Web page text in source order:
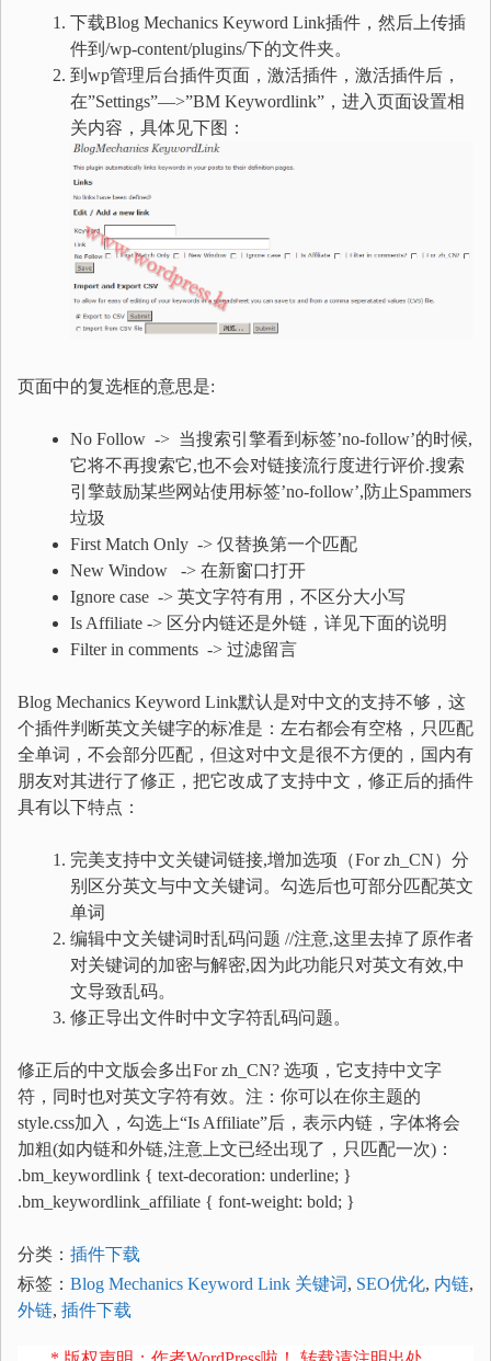
下载Blog Mechanics Keyword Link插件，然后上传插
件到/wp-content/plugins/下的文件夹。
到wp管理后台插件页面，激活插件，激活插件后，
在”Settings”—>”BM Keywordlink”，进入页面设置相
关内容，具体见下图：
页面中的复选框的意思是:
No Follow -> 当搜索引擎看到标签’no-follow’的时候,
它将不再搜索它,也不会对链接流行度进行评价.搜索
引擎鼓励某些网站使用标签’no-follow’,防止Spammers
垃圾
First Match Only -> 仅替换第一个匹配
New Window -> 在新窗口打开
Ignore case -> 英文字符有用，不区分大小写
Is Affiliate -> 区分内链还是外链，详见下面的说明
Filter in comments -> 过滤留言
Blog Mechanics Keyword Link默认是对中文的支持不够，这
个插件判断英文关键字的标准是：左右都会有空格，只匹配
全单词，不会部分匹配，但这对中文是很不方便的，国内有
朋友对其进行了修正，把它改成了支持中文，修正后的插件
具有以下特点：
完美支持中文关键词链接,增加选项（For zh_CN）分
别区分英文与中文关键词。勾选后也可部分匹配英文
单词
编辑中文关键词时乱码问题 //注意,这里去掉了原作者
对关键词的加密与解密,因为此功能只对英文有效,中
文导致乱码。
修正导出文件时中文字符乱码问题。
修正后的中文版会多出For zh_CN? 选项，它支持中文字
符，同时也对英文字符有效。注：你可以在你主题的
style.css加入，勾选上“Is Affiliate”后，表示内链，字体将会
加粗(如内链和外链,注意上文已经出现了，只匹配一次)：
.bm_keywordlink { text-decoration: underline; }
.bm_keywordlink_affiliate { font-weight: bold; }
分类： 插件下载
标签： Blog Mechanics Keyword Link 关键词, SEO优化, 内链,
外链, 插件下载